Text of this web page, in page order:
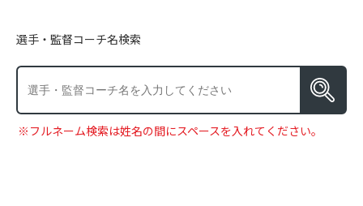
選手・監督コーチ名検索
※フルネーム検索は姓名の間にスペースを入れてください。